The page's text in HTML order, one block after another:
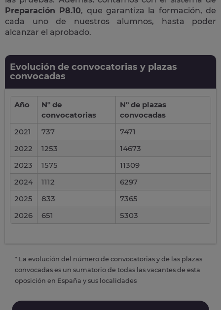
Preparación P8.10, que garantiza la formación, de
cada uno de nuestros alumnos, hasta poder
alcanzar el aprobado.
Evolución de convocatorias y plazas
convocadas
Año
Nº de
convocatorias
Nº de plazas
convocadas
2021
737
7471
2022
1253
14673
2023
1575
11309
2024
1112
6297
2025
833
7365
2026
651 5303
* La evolución del número de convocatorias y de las plazas
convocadas es un sumatorio de todas las vacantes de esta
oposición en España y sus localidades